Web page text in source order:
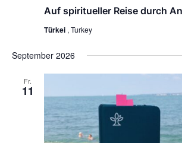
Auf spiritueller Reise durch
Türkei , Turkey
September 2026
Fr.
11